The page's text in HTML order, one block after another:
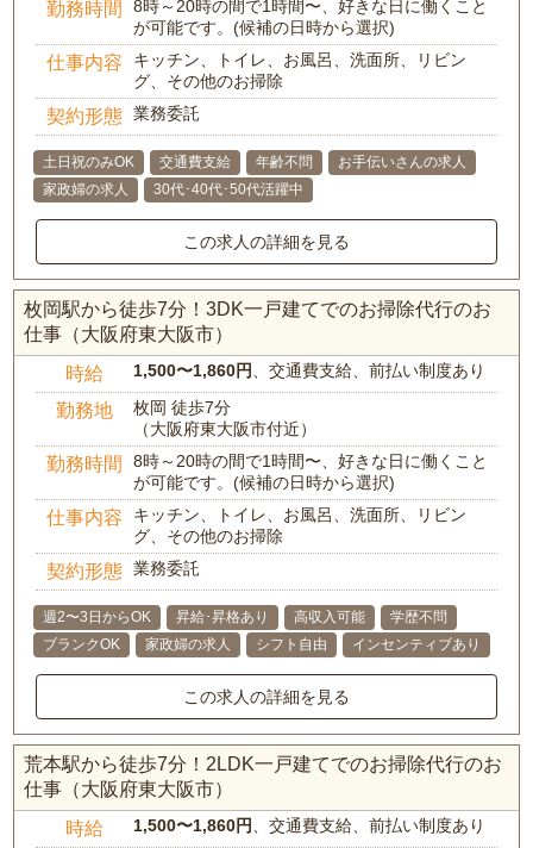
勤務時間
8時～20時の間で1時間〜、好きな日に働くこと
が可能です。(候補の日時から選択)
仕事内容
キッチン、トイレ、お風呂、洗面所、リビン
グ、その他のお掃除
契約形態 業務委託
土日祝のみOK 交通費支給 年齢不問
お手伝いさんの求人
家政婦の求人
30代･40代･50代活躍中
この求人の詳細を見る
枚岡駅から徒歩7分！3DK一戸建てでのお掃除代行のお
仕事（大阪府東大阪市）
時給 1,500〜1,860円、交通費支給、前払い制度あり
勤務地
枚岡 徒歩7分
（大阪府東大阪市付近）
勤務時間
8時～20時の間で1時間〜、好きな日に働くこと
が可能です。(候補の日時から選択)
仕事内容
キッチン、トイレ、お風呂、洗面所、リビン
グ、その他のお掃除
契約形態 業務委託
週2〜3日からOK 昇給･昇格あり 高収入可能
学歴不問
ブランクOK
家政婦の求人 シフト自由 インセンティブあり
この求人の詳細を見る
荒本駅から徒歩7分！2LDK一戸建てでのお掃除代行のお
仕事（大阪府東大阪市）
時給 1,500〜1,860円、交通費支給、前払い制度あり